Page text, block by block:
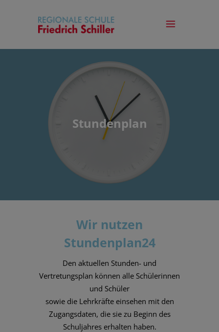
Stundenplan
Wir nutzen
Stundenplan24
Den aktuellen Stunden- und
Vertretungsplan können alle Schülerinnen
und Schüler
sowie die Lehrkräfte einsehen mit den
Zugangsdaten, die sie zu Beginn des
Schuljahres erhalten haben.